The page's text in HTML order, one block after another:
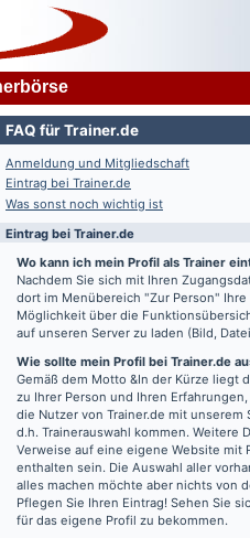
FAQ für Trainer.de
Anmeldung und Mitgliedschaft
Eintrag bei Trainer.de
Was sonst noch wichtig ist
Eintrag bei Trainer.de
Wo kann ich mein Profil als Trainer
Nachdem Sie sich mit Ihren
dort im Menübereich "Zur Person"
Möglichkeit über die
auf unseren Server zu laden (Bild,
Wie sollte mein Profil bei Trainer.de
Gemäß dem Motto &In der Kürze liegt
zu Ihrer Person und Ihren
die Nutzer von Trainer.de mit
d.h. Trainerauswahl kommen. Weitere
Verweise auf eine eigene Website
enthalten sein. Die Auswahl aller
alles machen möchte aber nichts von
Pflegen Sie Ihren Eintrag! Sehen Sie
für das eigene Profil zu bekommen.